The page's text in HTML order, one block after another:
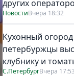
других
НовостиВчера 18:32
Кухонный
петербуржцы
клубнику и
С.ПетербургВчера 17:53